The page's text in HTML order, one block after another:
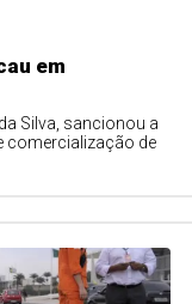
em
Silva, sancionou a
comercialização de